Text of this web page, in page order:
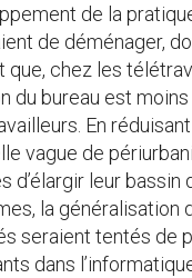
de la
de déménager,
que, chez les
du bureau est
En
vague de
d’élargir leur
la généralisation
seraient tentés de
dans